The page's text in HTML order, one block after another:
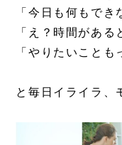
「今日も何もでき
「え？時間がある
「やりたいことも
と毎日イライラ、